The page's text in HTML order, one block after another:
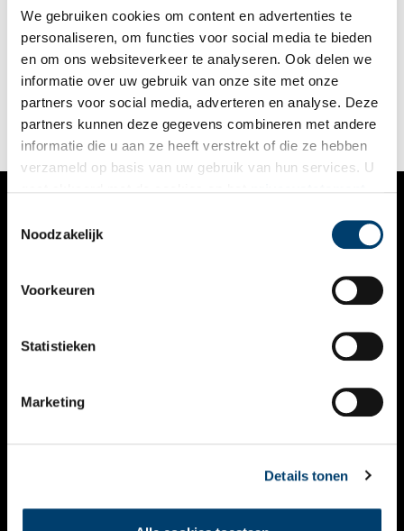
We gebruiken cookies om content en advertenties te
personaliseren, om functies voor social media te bieden
en om ons websiteverkeer te analyseren. Ook delen we
informatie over uw gebruik van onze site met onze
partners voor social media, adverteren en analyse. Deze
partners kunnen deze gegevens combineren met andere
informatie die u aan ze heeft verstrekt of die ze hebben
verzameld op basis van uw gebruik van hun services. U
Noodzakelijk
Voorkeuren
Statistieken
Marketing
Details tonen
Sinds 2011 kent Nederland een nieuwe paastraditie: het
muzikale tv-evenement The Passion. Miljoenen Nederlanders
laten zich aan de hand van bekende Nederlandse popsongs
meenemen in het paasverhaal. Dit jaar moesten bezoekers
onder hun paraplu schuilen voor de stromende regen.
Toevallig gooide het weer precies 100 jaar geleden ook roet in
het eten tijdens een groots opgezet passiespektakel in Noord-
Holland.
VERHALEN
KALENDER
THEMA’S
VIDEO’S
CONTACT